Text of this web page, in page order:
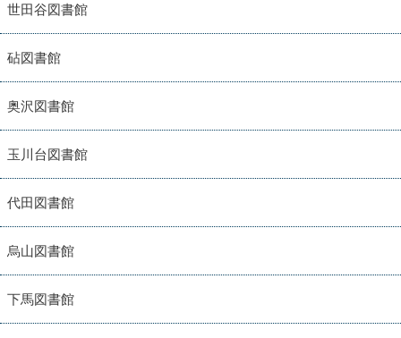
世田谷図書館
砧図書館
奥沢図書館
玉川台図書館
代田図書館
烏山図書館
下馬図書館